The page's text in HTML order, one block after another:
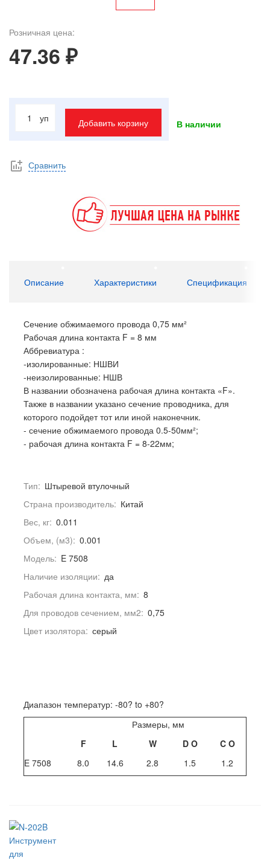
Розничная цена:
47.36 ₽
уп Добавить корзину В наличии
Сравнить
Описание Характеристики Спецификация
Сечение обжимаемого провода 0,75 мм²
Рабочая длина контакта F = 8 мм
Аббревиатура :
-изолированные: НШВИ
-неизолированные: НШВ
В названии обозначена рабочая длина контакта «F».
Также в названии указано сечение проводника, для
которого подойдет тот или иной наконечник.
- сечение обжимаемого провода 0.5-50мм²;
- рабочая длина контакта F = 8-22мм;
Тип: Штыревой втулочный
Страна производитель: Китай
Вес, кг: 0.011
Объем, (м3): 0.001
Модель: E 7508
Наличие изоляции: да
Рабочая длина контакта, мм: 8
Для проводов сечением, мм2: 0,75
Цвет изолятора: серый
Диапазон температур: -80? to +80?
Размеры, мм
F
L W D O C O
E 7508
8.0 14.6 2.8 1.5 1.2